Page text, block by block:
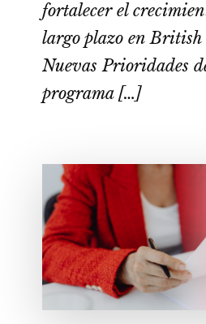
fortalecer el
largo plazo en British
Nuevas Prioridades
programa […]